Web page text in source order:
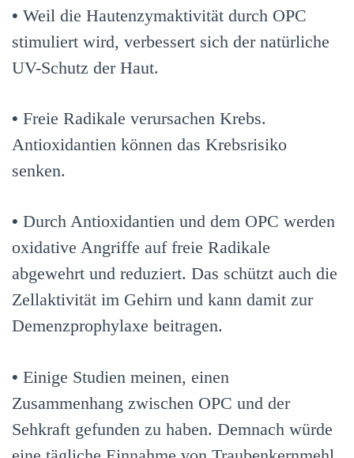
• Weil die Hautenzymaktivität durch OPC
stimuliert wird, verbessert sich der natürliche
UV-Schutz der Haut.
• Freie Radikale verursachen Krebs.
Antioxidantien können das Krebsrisiko
senken.
• Durch Antioxidantien und dem OPC werden
oxidative Angriffe auf freie Radikale
abgewehrt und reduziert. Das schützt auch die
Zellaktivität im Gehirn und kann damit zur
Demenzprophylaxe beitragen.
• Einige Studien meinen, einen
Zusammenhang zwischen OPC und der
Sehkraft gefunden zu haben. Demnach würde